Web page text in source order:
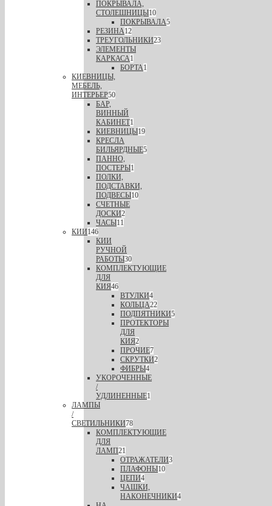
ПОКРЫВАЛА,
СТОЛЕШНИЦЫ10
ПОКРЫВАЛА5
РЕЗИНА12
ТРЕУГОЛЬНИКИ23
ЭЛЕМЕНТЫ
КАРКАСА1
БОРТА1
КИЕВНИЦЫ,
МЕБЕЛЬ,
ИНТЕРЬЕР50
БАР,
ВИННЫЙ
КАБИНЕТ1
КИЕВНИЦЫ19
КРЕСЛА
БИЛЬЯРДНЫЕ5
ПАННО,
ПОСТЕРЫ1
ПОЛКИ,
ПОДСТАВКИ,
ПОДВЕСЫ10
СЧЕТНЫЕ
ДОСКИ2
ЧАСЫ11
КИИ146
КИИ
РУЧНОЙ
РАБОТЫ30
КОМПЛЕКТУЮЩИЕ
ДЛЯ
КИЯ46
ВТУЛКИ4
КОЛЬЦА22
ПОДПЯТНИКИ5
ПРОТЕКТОРЫ
ДЛЯ
КИЯ2
ПРОЧИЕ7
СКРУТКИ2
ФИБРЫ4
УКОРОЧЕННЫЕ
/
УДЛИНЕННЫЕ1
ЛАМПЫ
/
СВЕТИЛЬНИКИ78
КОМПЛЕКТУЮЩИЕ
ДЛЯ
ЛАМП21
ОТРАЖАТЕЛИ3
ПЛАФОНЫ10
ЦЕПИ4
ЧАШКИ,
НАКОНЕЧНИКИ4